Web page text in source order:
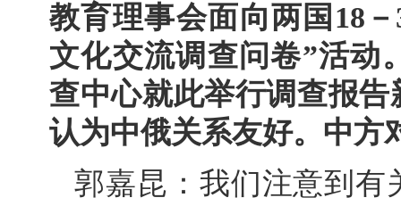
教育理事会面向两国18
文化交流调查问卷”活动
查中心就此举行调查报
认为中俄关系友好。中方
郭嘉昆：我们注意到有